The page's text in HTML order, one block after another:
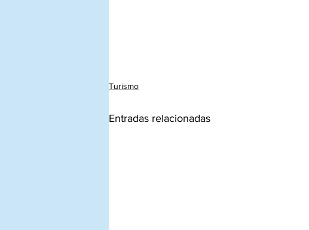
Turismo
Entradas relacionadas